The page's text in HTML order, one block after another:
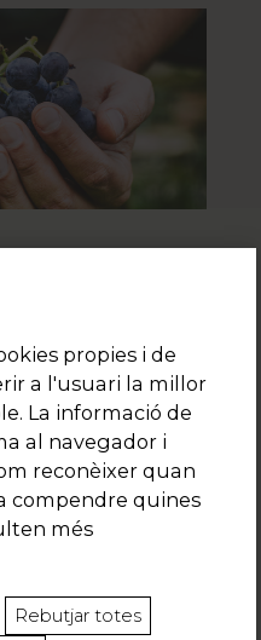
però també a
recursos que ens dóna
activitats que
propies i de
a l'usuari la millor
La informació de
al navegador i
reconèixer quan
compendre quines
més
Rebutjar totes